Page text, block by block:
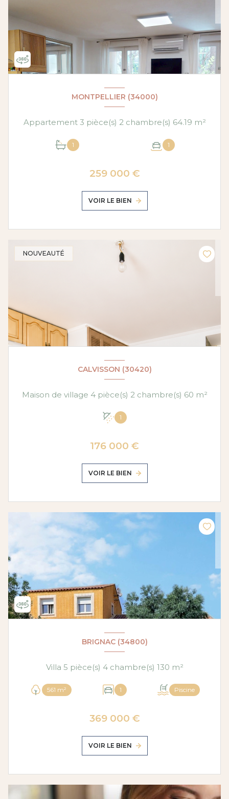
MONTPELLIER (34000)
Appartement 3 pièce(s) 2 chambre(s) 64.19 m²
1 1
259 000 €
VOIR LE BIEN
NOUVEAUTÉ
CALVISSON (30420)
Maison de village 4 pièce(s) 2 chambre(s) 60 m²
1
176 000 €
VOIR LE BIEN
BRIGNAC (34800)
Villa 5 pièce(s) 4 chambre(s) 130 m²
561 m² 1 Piscine
369 000 €
VOIR LE BIEN